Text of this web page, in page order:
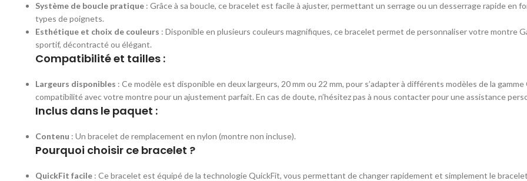
Système de boucle pratique : Grâce à sa boucle, ce bracelet est facile à ajuster, permettant un serrage ou un desserrage rapide en
types de poignets.
Esthétique et choix de couleurs : Disponible en plusieurs couleurs magnifiques, ce bracelet permet de personnaliser votre montre
sportif, décontracté ou élégant.
Compatibilité et tailles :
Largeurs disponibles : Ce modèle est disponible en deux largeurs, 20 mm ou 22 mm, pour s’adapter à différents modèles de la
compatibilité avec votre montre pour un ajustement parfait. En cas de doute, n’hésitez pas à nous contacter pour une assistance
Inclus dans le paquet :
Contenu : Un bracelet de remplacement en nylon (montre non incluse).
Pourquoi choisir ce bracelet ?
QuickFit facile : Ce bracelet est équipé de la technologie QuickFit, vous permettant de changer rapidement et simplement le